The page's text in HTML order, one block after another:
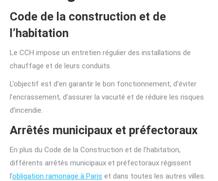
Code de la construction et de
l’habitation
Le CCH impose un entretien régulier des installations de
chauffage et de leurs conduits.
L’objectif est d’en garantir le bon fonctionnement, d’éviter
l’encrassement, d’assurer la vacuité et de réduire les risques
d’incendie.
Arrêtés municipaux et préfectoraux
En plus du Code de la Construction et de l’habitation,
différents arrêtés municipaux et préfectoraux régissent
l’obligation ramonage à Paris et dans toutes les autres villes.